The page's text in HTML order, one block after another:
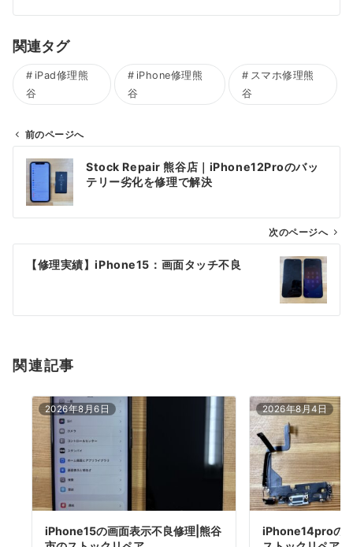
関連タグ
iPad修理熊
谷
iPhone修理熊
谷
スマホ修理熊
谷
ン
前のページへ
Stock Repair 熊谷店｜iPhone12Proのバッ
テリー劣化を修理で解決
次のページへ
【修理実績】iPhone15：画面タッチ不良
関連記事
2026年8月6日
iPhone15の画面表示不良修理|熊谷
2026年8月4日
iPhone14proの